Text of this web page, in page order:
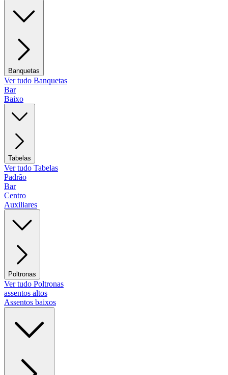
Banquetas
Ver tudo Banquetas
Bar
Baixo
Tabelas
Ver tudo Tabelas
Padrão
Bar
Centro
Auxiliares
Poltronas
Ver tudo Poltronas
assentos altos
Assentos baixos